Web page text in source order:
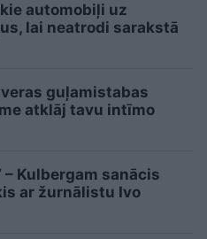
automobiļi uz
lai neatrodi sarakstā
guļamistabas
atklāj tavu intīmo
– Kulbergam sanācis
ar žurnālistu Ivo